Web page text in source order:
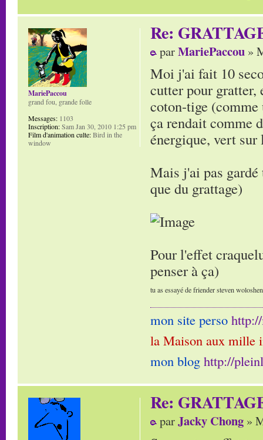
Re:
parMariePaccou »
Moi j'ai fait 10
cutter pour gratter,
coton-tige
ça rendait comme
énergique, vert sur
Mais j'ai pas
que du grattage)
Pour l'effet
penser à ça)
tu as essayé de friender steven
mon site perso
la Maison aux mille
mon blog http://
MariePaccou
grand fou, grande folle
Messages: 1103
Inscription:Sam Jan 30, 2010 1:25 pm
Film d'animation culte:Bird in the
window
Re:
parJacky Chong »